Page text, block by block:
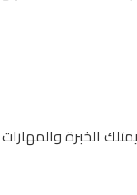
والمهارات